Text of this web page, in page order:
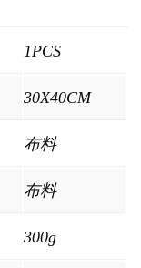
1PCS
30X40CM
布料
布料
300g